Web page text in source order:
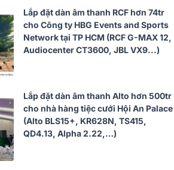
Lắp đặt dàn âm thanh RCF hơn 74tr
cho Công ty HBG Events and Sports
Network tại TP HCM (RCF G-MAX 12,
Audiocenter CT3600, JBL VX9...)
Lắp đặt dàn âm thanh Alto hơn 500tr
cho nhà hàng tiệc cưới Hội An Palace
(Alto BLS15+, KR628N, TS415,
QD4.13, Alpha 2.22,…)